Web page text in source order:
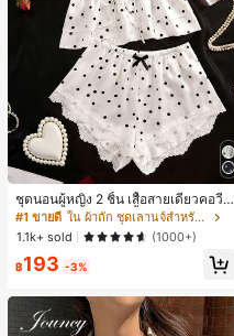
ชุดนอนผู้หญิง 2 ชิ้น เสื้อสายเดี่ยวคอวีลู
กไม้ พร้อมกางเกงขาสั้นแต่งลูกไม้ แต่ง
โบว์ที่เอว ชุดลำลองผู้หญิงนุ่มสบายน่ารั
ก สไตล์เอสเธติก
#1 ขายดี
ใน ผ้าถัก ชุดเลานจ์สำหรับผู้หญิง
1.1k+ sold
(1000+)
฿193 -3%